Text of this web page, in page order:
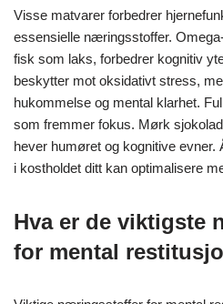
Visse matvarer forbedrer
essensielle næringsstoffer.
fisk som laks, forbedrer kognitiv
beskytter mot oksidativt stress,
hukommelse og mental klarhet.
som fremmer fokus. Mørk
hever humøret og kognitive evner.
i kostholdet ditt kan optimalisere
Hva er de viktigste
for mental